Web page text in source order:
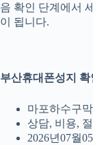
음 확인 단계에서
이 됩니다.
부산휴대폰성지 확
마포하수구
상담, 비용,
2026년07월